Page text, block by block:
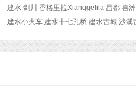
建水 剑川 香格里拉Xianggelila 昌都 喜